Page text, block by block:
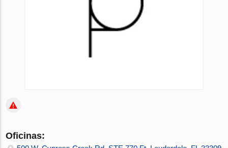
Oficinas: